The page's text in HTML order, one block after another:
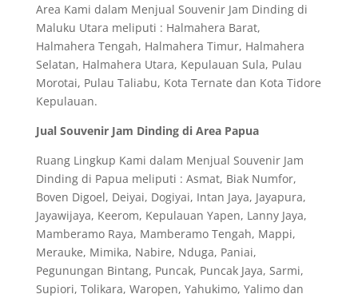
Area Kami dalam Menjual Souvenir Jam Dinding di
Maluku Utara meliputi : Halmahera Barat,
Halmahera Tengah, Halmahera Timur, Halmahera
Selatan, Halmahera Utara, Kepulauan Sula, Pulau
Morotai, Pulau Taliabu, Kota Ternate dan Kota Tidore
Kepulauan.
Jual Souvenir Jam Dinding di Area Papua
Ruang Lingkup Kami dalam Menjual Souvenir Jam
Dinding di Papua meliputi : Asmat, Biak Numfor,
Boven Digoel, Deiyai, Dogiyai, Intan Jaya, Jayapura,
Jayawijaya, Keerom, Kepulauan Yapen, Lanny Jaya,
Mamberamo Raya, Mamberamo Tengah, Mappi,
Merauke, Mimika, Nabire, Nduga, Paniai,
Pegunungan Bintang, Puncak, Puncak Jaya, Sarmi,
Supiori, Tolikara, Waropen, Yahukimo, Yalimo dan